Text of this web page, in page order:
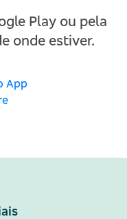
Play ou pela
onde estiver.